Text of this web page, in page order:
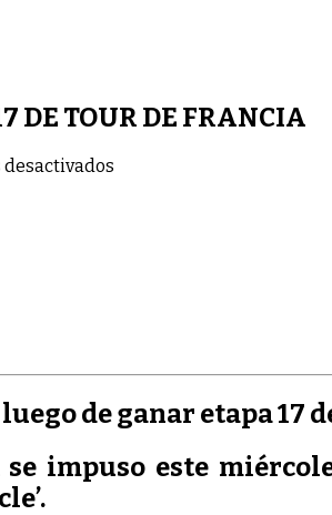
DE TOUR DE FRANCIA
FRANCIA
de ganar etapa 17
impuso este